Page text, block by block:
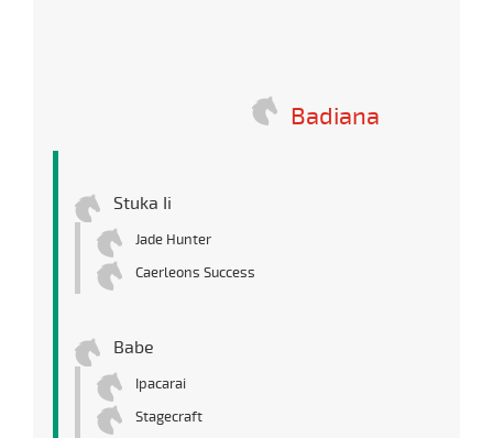
Badiana
Stuka Ii
Jade Hunter
Caerleons Success
Babe
Ipacarai
Stagecraft